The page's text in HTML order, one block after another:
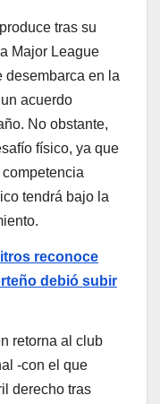
tras su
Major League
desembarca en la
acuerdo
No obstante,
físico, ya que
tendrá bajo la
reconoce
debió subir
retorna al club
-con el que
derecho tras